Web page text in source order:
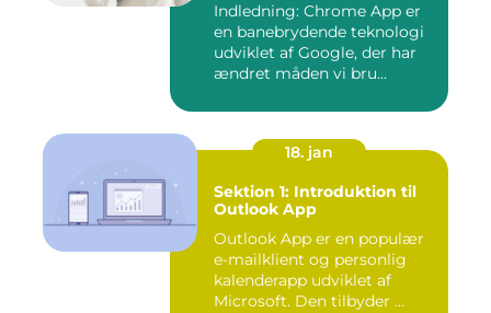
applikationer
Indledning: Chrome App er
en banebrydende teknologi
udviklet af Google, der har
ændret måden vi bru...
18. jan
Sektion 1: Introduktion til
Outlook App
Outlook App er en populær
e-mailklient og personlig
kalenderapp udviklet af
Microsoft. Den tilbyder ...